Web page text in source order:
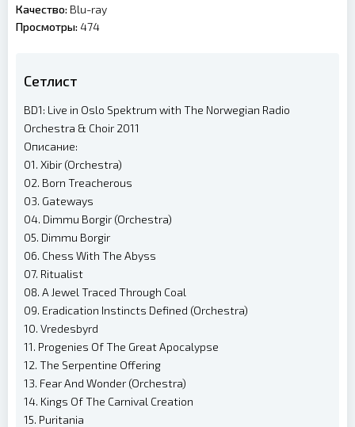
Качество: Blu-ray
Просмотры: 474
Сетлист
BD1: Live in Oslo Spektrum with The Norwegian Radio
Orchestra & Choir 2011
Описание:
01. Xibir (Orchestra)
02. Born Treacherous
03. Gateways
04. Dimmu Borgir (Orchestra)
05. Dimmu Borgir
06. Chess With The Abyss
07. Ritualist
08. A Jewel Traced Through Coal
09. Eradication Instincts Defined (Orchestra)
10. Vredesbyrd
11. Progenies Of The Great Apocalypse
12. The Serpentine Offering
13. Fear And Wonder (Orchestra)
14. Kings Of The Carnival Creation
15. Puritania